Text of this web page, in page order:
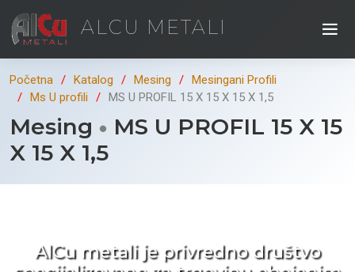
ALCU METALI
Početna Katalog Mesing
Mesingani Profili
Ms U profili
MS U PROFIL 15 X 15 X 15 X 1,5
Mesing
MS U PROFIL 15 X 15
X 15 X 1,5
AlCu metali je privredno društvo